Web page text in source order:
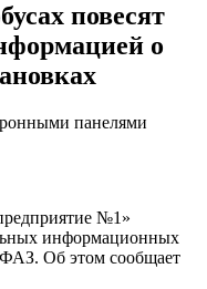
повесят
о
панелями
№1»
информационных
Об этом сообщает